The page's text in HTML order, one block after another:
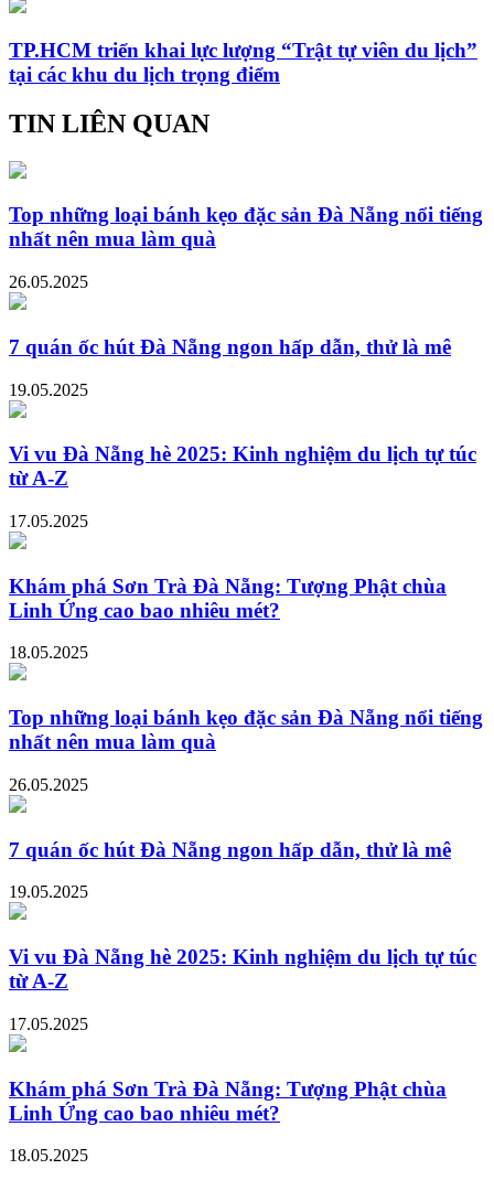
TP.HCM triển khai lực lượng “Trật tự viên du lịch”
tại các khu du lịch trọng điểm
TIN LIÊN QUAN
Top những loại bánh kẹo đặc sản Đà Nẵng nổi tiếng
nhất nên mua làm quà
26.05.2025
7 quán ốc hút Đà Nẵng ngon hấp dẫn, thử là mê
19.05.2025
Vi vu Đà Nẵng hè 2025: Kinh nghiệm du lịch tự túc
từ A-Z
17.05.2025
Khám phá Sơn Trà Đà Nẵng: Tượng Phật chùa
Linh Ứng cao bao nhiêu mét?
18.05.2025
Top những loại bánh kẹo đặc sản Đà Nẵng nổi tiếng
nhất nên mua làm quà
26.05.2025
7 quán ốc hút Đà Nẵng ngon hấp dẫn, thử là mê
19.05.2025
Vi vu Đà Nẵng hè 2025: Kinh nghiệm du lịch tự túc
từ A-Z
17.05.2025
Khám phá Sơn Trà Đà Nẵng: Tượng Phật chùa
Linh Ứng cao bao nhiêu mét?
18.05.2025